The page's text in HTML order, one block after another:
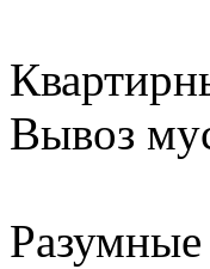
Вывоз